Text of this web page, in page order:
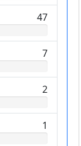
47
7
2
1